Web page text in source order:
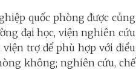
quốc phòng được củng
đại học, viện nghiên cứu
trợ để phù hợp với điều
không; nghiên cứu, chế